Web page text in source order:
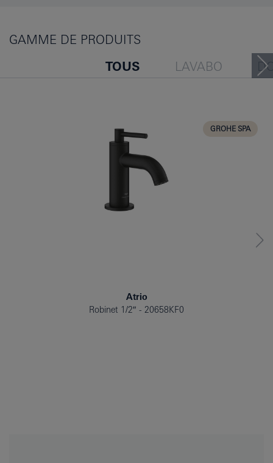
GAMME DE PRODUITS
TOUS LAVABO
GROHE SPA
Atrio
Robinet 1/2″
20658KF0